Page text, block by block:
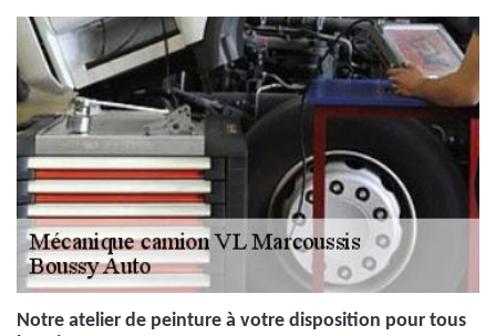
Notre atelier de peinture à votre disposition pour tous